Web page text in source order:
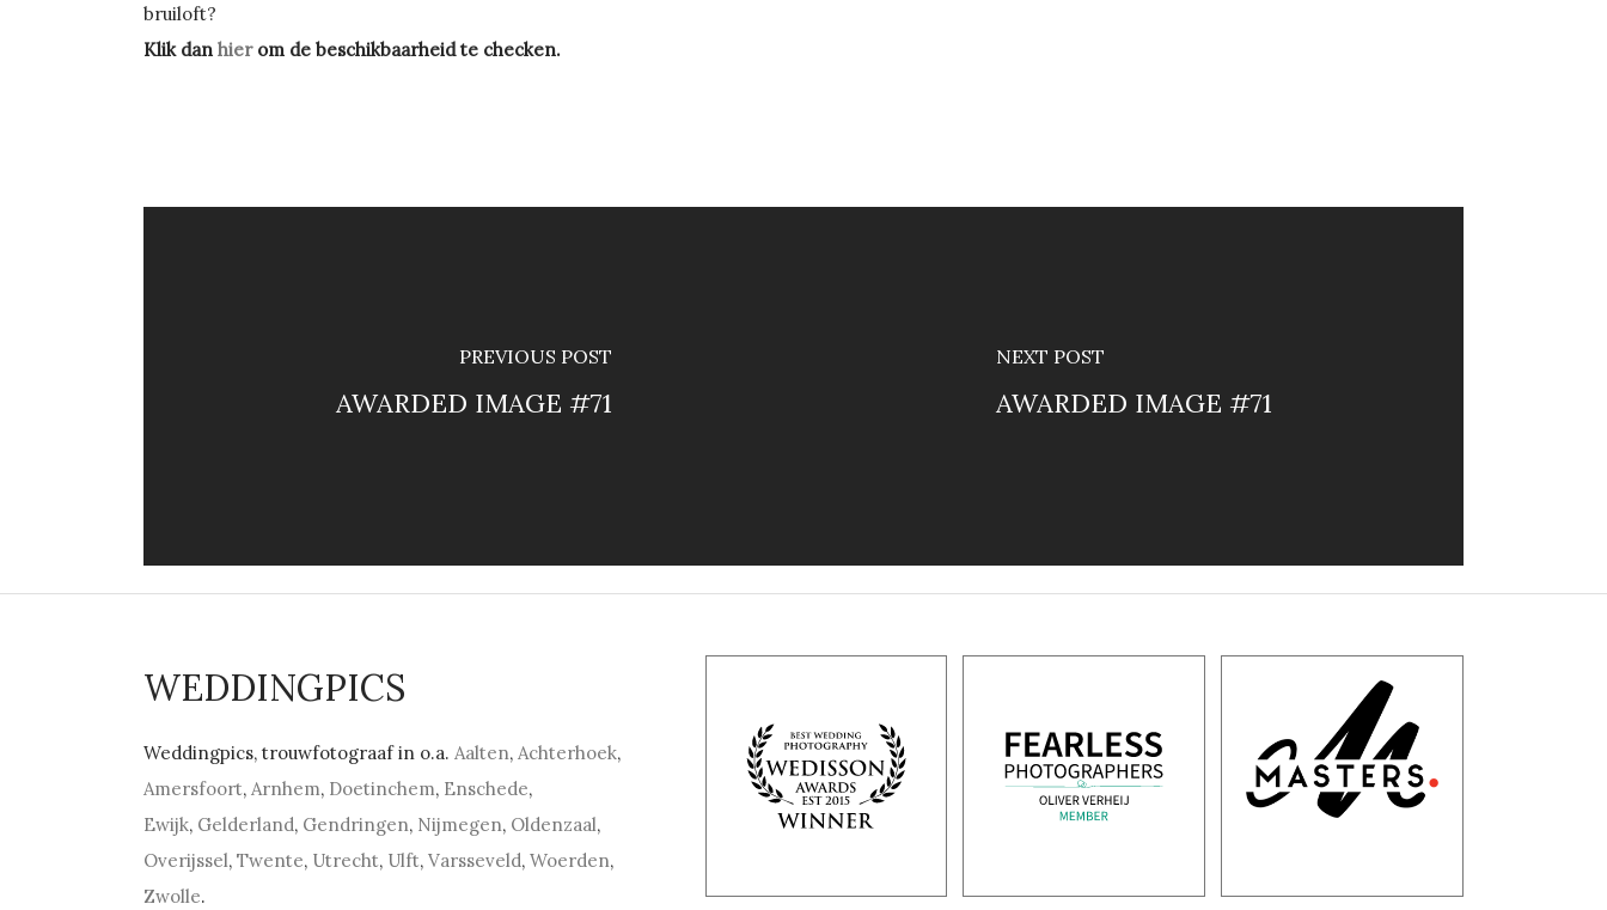
bruiloft?
Klik danhierom de beschikbaarheid te checken.
PREVIOUS POST
AWARDED IMAGE #71
NEXT POST
AWARDED IMAGE #71
WEDDINGPICS
Weddingpics, trouwfotograaf in o.a.Aalten,Achterhoek,
Amersfoort,Arnhem, Doetinchem, Enschede,
Ewijk, Gelderland, Gendringen, Nijmegen, Oldenzaal,
Overijssel,Twente, Utrecht, Ulft,Varsseveld,Woerden,
Zwolle.